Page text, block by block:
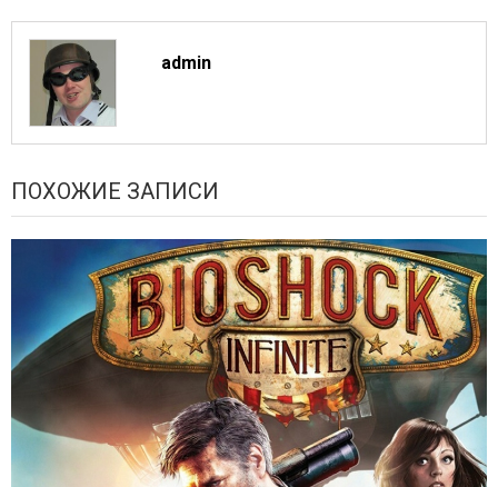
admin
ПОХОЖИЕ ЗАПИСИ